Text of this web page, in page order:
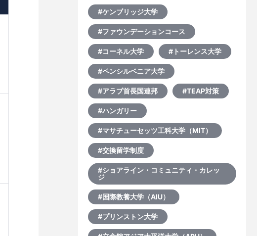
#ケンブリッジ大学
#ファウンデーションコース
#コーネル大学 #トーレンス大学
#ペンシルベニア大学
#アラブ首長国連邦 #TEAP対策
#ハンガリー
#マサチューセッツ工科大学（MIT）
#交換留学制度
#ショアライン・コミュニティ・カレッ
ジ
#国際教養大学（AIU）
#プリンストン大学